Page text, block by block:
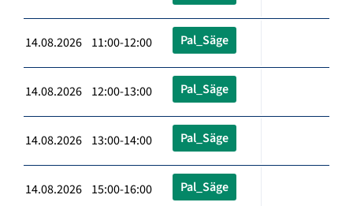
14.08.2026 11:00-12:00 Pal_Säge
14.08.2026 12:00-13:00 Pal_Säge
14.08.2026 13:00-14:00 Pal_Säge
14.08.2026 15:00-16:00 Pal_Säge